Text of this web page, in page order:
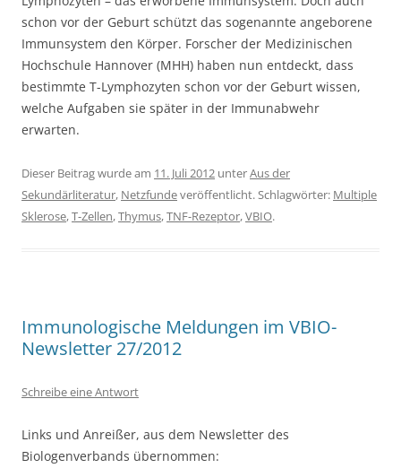
schon vor der Geburt schützt das sogenannte angeborene
Immunsystem den Körper. Forscher der Medizinischen
Hochschule Hannover (MHH) haben nun entdeckt, dass
bestimmte T-Lymphozyten schon vor der Geburt wissen,
welche Aufgaben sie später in der Immunabwehr
erwarten.
Dieser Beitrag wurde am 11. Juli 2012 unterAus der
Sekundärliteratur, Netzfundeveröffentlicht. Schlagwörter: Multiple
Sklerose,T-Zellen,Thymus,TNF-Rezeptor,VBIO.
Immunologische Meldungen im VBIO-
Newsletter 27/2012
Schreibe eine Antwort
Links und Anreißer, aus dem Newsletter des
Biologenverbands übernommen: